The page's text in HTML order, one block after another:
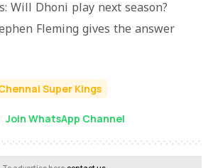
Will Dhoni play next season?
Fleming gives the answer
Super Kings
Join WhatsApp Channel